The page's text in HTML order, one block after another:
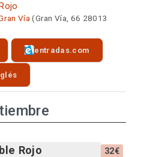
Vía(Gran Vía, 66 28013
entradas.com
Rojo 32€